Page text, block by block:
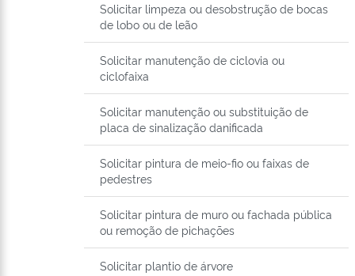
Solicitar limpeza ou desobstrução de bocas
de lobo ou de leão
Solicitar manutenção de ciclovia ou
ciclofaixa
Solicitar manutenção ou substituição de
placa de sinalização danificada
Solicitar pintura de meio-fio ou faixas de
pedestres
Solicitar pintura de muro ou fachada pública
ou remoção de pichações
Solicitar plantio de árvore